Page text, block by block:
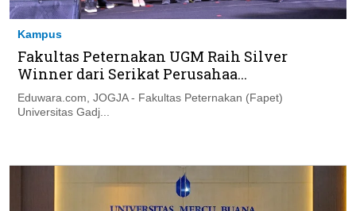
Kampus
Fakultas Peternakan UGM Raih Silver
Winner dari Serikat Perusahaa...
Eduwara.com, JOGJA - Fakultas Peternakan (Fapet)
Universitas Gadj...